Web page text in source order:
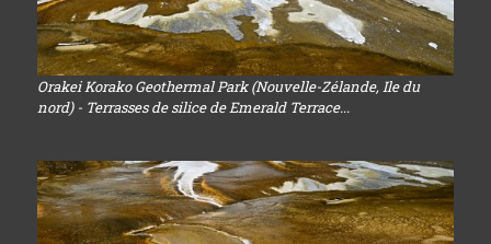
Orakei Korako Geothermal Park (Nouvelle-Zélande, Ile du
nord) - Terrasses de silice de Emerald Terrace...